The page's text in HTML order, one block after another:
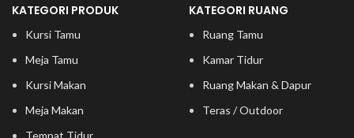
KATEGORI PRODUK
Kursi Tamu
Meja Tamu
Kursi Makan
Meja Makan
Tempat Tidur
KATEGORI RUANG
Ruang Tamu
Kamar Tidur
Ruang Makan & Dapur
Teras / Outdoor